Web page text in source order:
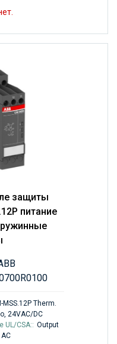
защиты
питание
MSS.12P Therm.
24VAC/DC
UL/CSA:: Output